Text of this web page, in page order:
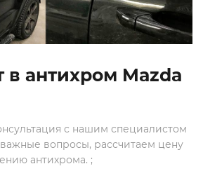
в антихром Mazda
с нашим специалистом
вопросы, рассчитаем цену
антихрома. ;